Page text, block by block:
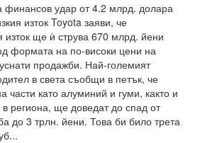
финансов удар от 4.2 млрд. долара
изток Toyota заяви, че
изток ще ѝ струва 670 млрд. йени
формата на по-високи цени на
продажби. Най-големият
в света съобщи в петък, че
части като алуминий и гуми, както и
региона, ще доведат до спад от
до 3 трлн. йени. Това би било трета